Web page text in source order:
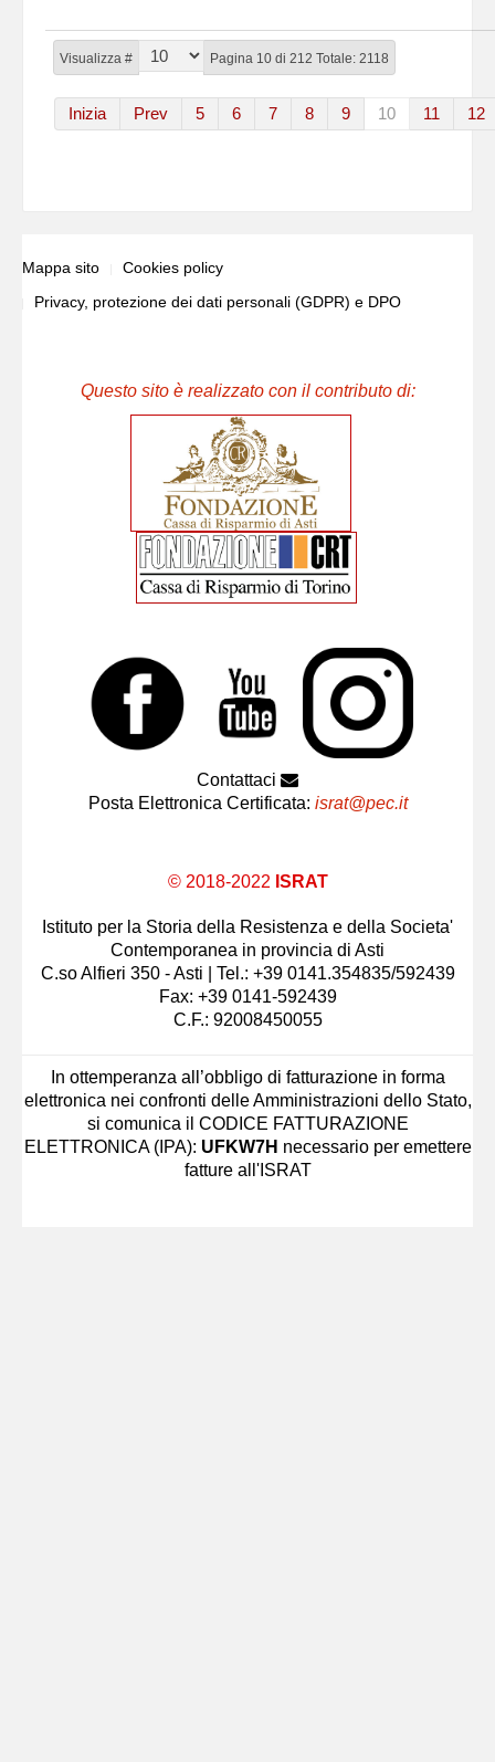
Visualizza # Pagina 10 di 212 Totale: 2118
Inizia Prev 5 6 7 8 9 10 11 12
Mappa sito
Cookies policy
Privacy, protezione dei dati personali (GDPR) e DPO
Questo sito è realizzato con il contributo di:
Contattaci
Posta Elettronica Certificata: israt@pec.it
© 2018-2022 ISRAT
Istituto per la Storia della Resistenza e della Societa'
Contemporanea in provincia di Asti
C.so Alfieri 350 - Asti | Tel.: +39 0141.354835/592439
Fax: +39 0141-592439
C.F.: 92008450055
In ottemperanza all’obbligo di fatturazione in forma
elettronica nei confronti delle Amministrazioni dello Stato,
si comunica il CODICE FATTURAZIONE
ELETTRONICA (IPA): UFKW7H necessario per emettere
fatture all'ISRAT